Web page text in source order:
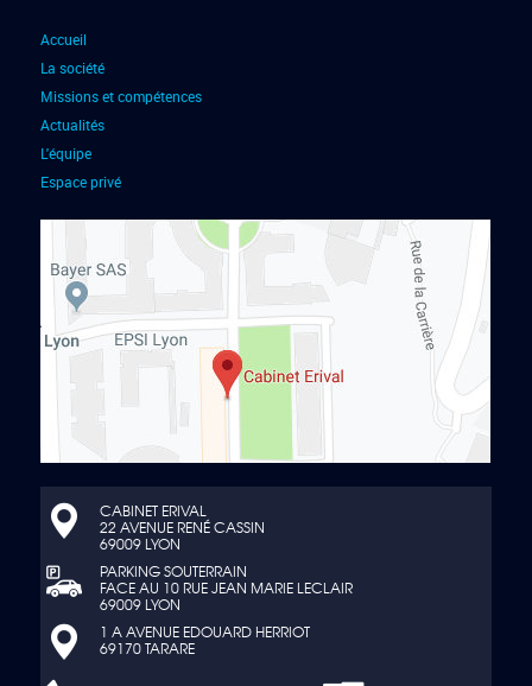
Accueil
La société
Missions et compétences
Actualités
L'équipe
Espace privé
CABINET ERIVAL
22 AVENUE RENÉ CASSIN
69009 LYON
PARKING SOUTERRAIN
FACE AU 10 RUE JEAN MARIE LECLAIR
69009 LYON
1 A AVENUE EDOUARD HERRIOT
69170 TARARE